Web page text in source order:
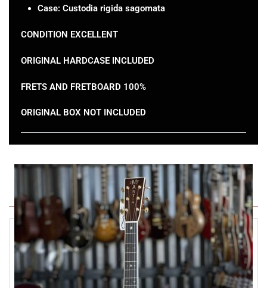
Case: Custodia rigida sagomata
CONDITION EXCELLENT
ORIGINAL HARDCASE INCLUDED
FRETS AND FRETBOARD 100%
ORIGINAL BOX NOT INCLUDED
Ti potrebbe anche interessare